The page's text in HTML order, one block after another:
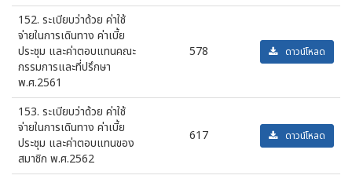
152. ระเบียบว่าด้วย ค่าใช้
จ่ายในการเดินทาง ค่าเบี้ย
ประชุม และค่าตอบแทนคณะ
กรรมการและที่ปรึกษา
พ.ศ.2561
578 ดาวน์โหลด
153. ระเบียบว่าด้วย ค่าใช้
จ่ายในการเดินทาง ค่าเบี้ย
ประชุม และค่าตอบแทนของ
สมาชิก พ.ศ.2562
617 ดาวน์โหลด